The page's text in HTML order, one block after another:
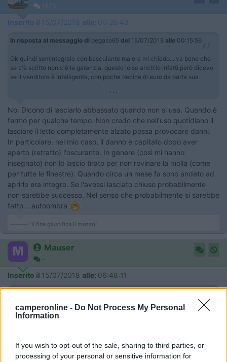
camperonline - Do Not Process My Personal
Information
If you wish to opt-out of the sale, sharing to third parties, or
processing of your personal or sensitive information for
1873
Inserito il 15/07/2018 alle: 00:26:43
In risposta al messaggio di pegaso65 del 15/07/2018 alle 00:15:56
Ok quindi semintegrale con basculante ma ora mi chiedo... va bene che
se c'è scritto non c'è la garanzia, questo lo so anch'io infatti però dicevo
se il venditore è intelligente, con poche decine di euro da parte sua
...
No. Dicono di lasciarlo abbassato quando non si usa. Quando è
fermo per qualche tempo. Non credo che nell'uso quotidiano il
lasciare il letto completamente alzato possa provocare danni.
In particolare, nel mio caso, il danno è capitato dopo aver
aperto (retratto) l'oscurante. In genere (così mi hanno
insegnato) non lo lascio tirato per non rovinare la molla (come
per tutte le finestre). Quando circa un mese fa sono andato ad
aprirlo era integro. Se l'avessi lasciato chiuso probabilmente
non sarebbe successo. Nel senso che probabilmente si sarebbe
fatto….autoombra
------- "Il fine giustifica il mezzo"
Mauser
-
Inserito il 15/07/2018 alle: 06:48:11
No. Dicono di lasciarlo abbassato quando non si usa. Quando è fermo per
qualche tempo. Non credo che nell'uso quotidiano il lasciare il letto
...